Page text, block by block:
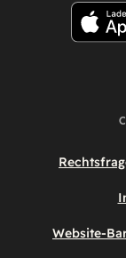
Website-